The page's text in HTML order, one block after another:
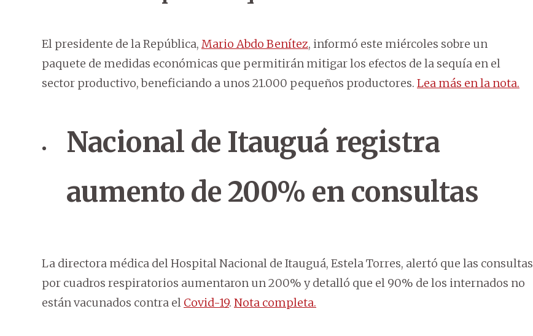
El presidente de la República, Mario Abdo Benítez, informó este miércoles sobre un
paquete de medidas económicas que permitirán mitigar los efectos de la sequía en el
sector productivo, beneficiando a unos 21.000 pequeños productores. Lea más en la nota.
Nacional de Itauguá registra
aumento de 200% en consultas
La directora médica del Hospital Nacional de Itauguá, Estela Torres, alertó que las consultas
por cuadros respiratorios aumentaron un 200% y detalló que el 90% de los internados no
están vacunados contra el Covid-19. Nota completa.